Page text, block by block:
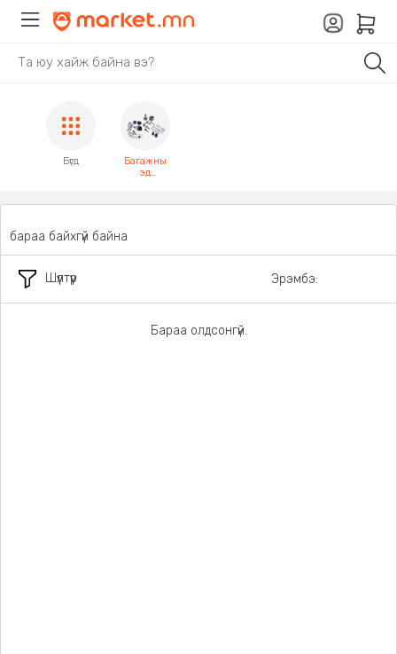
Бүгд
Багажны
эд
Шүүлтүүр
бараа байхгүй байна
Эрэмбэ:
Бараа олдсонгүй.